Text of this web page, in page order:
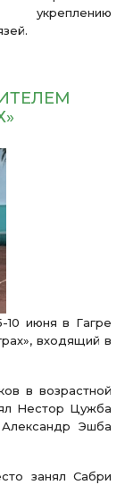
укреплению
10 июня в Гагре
входящий в
в возрастной
Нестор Цужба
Эшба
занял Сабри